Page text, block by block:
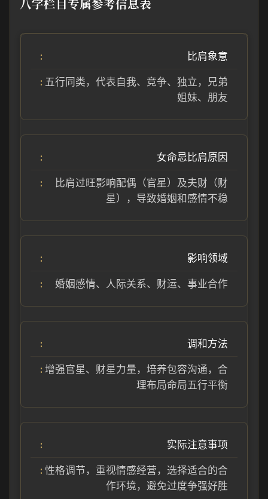
比肩象意
五行同类，代表自我、竞争、独立，兄弟
姐妹、朋友
女命忌比肩原因
比肩过旺影响配偶（官星）及夫财（财
星），导致婚姻和感情不稳
影响领域
婚姻感情、人际关系、财运、事业合作
调和方法
增强官星、财星力量，培养包容沟通，合
理布局命局五行平衡
实际注意事项
性格调节，重视情感经营，选择适合的合
作环境，避免过度争强好胜